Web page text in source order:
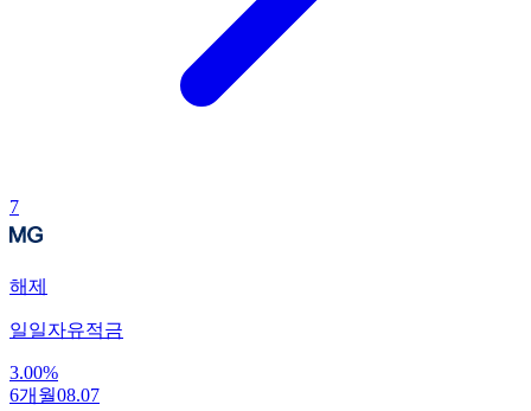
7
해제
일일자유적금
3.00%
6개월08.07